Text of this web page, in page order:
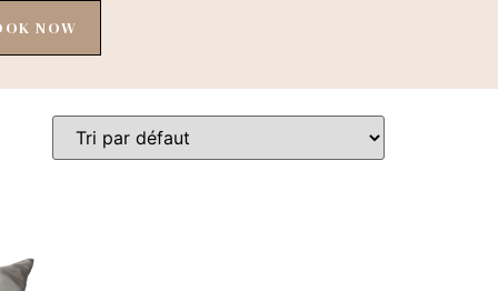
NOW